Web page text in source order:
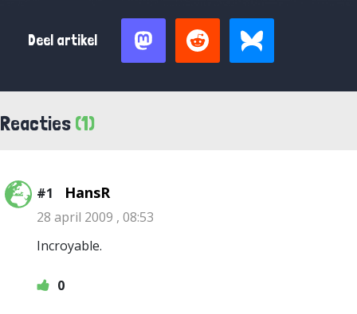
Deel artikel
Reacties (1)
#1 HansR
28 april 2009 , 08:53
Incroyable.
0